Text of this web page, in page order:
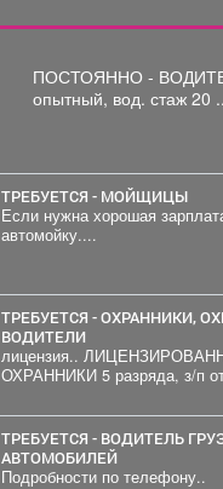
ПОСТОЯННО -
опытный, вод. стаж 20
ТРЕБУЕТСЯ - МОЙЩИЦЫ
Если нужна хорошая
автомойку....
ТРЕБУЕТСЯ - ОХРАННИКИ, ОХРАННИКИ-
ВОДИТЕЛИ
лицензия..
ОХРАННИКИ 5
ТРЕБУЕТСЯ - ВОДИТЕЛЬ ГРУЗОВЫХ
АВТОМОБИЛЕЙ
Подробности по телефону..